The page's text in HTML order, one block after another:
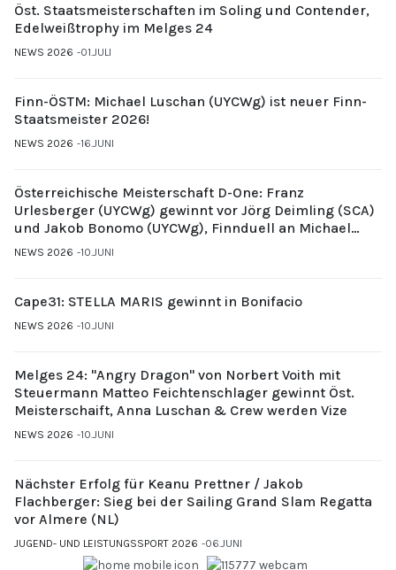
Öst. Staatsmeisterschaften im Soling und Contender,
Edelweißtrophy im Melges 24
NEWS 2026 01.JULI
Finn-ÖSTM: Michael Luschan (UYCWg) ist neuer Finn-
Staatsmeister 2026!
NEWS 2026 16.JUNI
Österreichische Meisterschaft D-One: Franz
Urlesberger (UYCWg) gewinnt vor Jörg Deimling (SCA)
und Jakob Bonomo (UYCWg), Finnduell an Michael
Gubi (UYCMo)
NEWS 2026 10.JUNI
Cape31: STELLA MARIS gewinnt in Bonifacio
NEWS 2026 10.JUNI
Melges 24: "Angry Dragon" von Norbert Voith mit
Steuermann Matteo Feichtenschlager gewinnt Öst.
Meisterschaift, Anna Luschan & Crew werden Vize
NEWS 2026 10.JUNI
Nächster Erfolg für Keanu Prettner / Jakob
Flachberger: Sieg bei der Sailing Grand Slam Regatta
vor Almere (NL)
JUGEND- UND LEISTUNGSSPORT 2026 06.JUNI